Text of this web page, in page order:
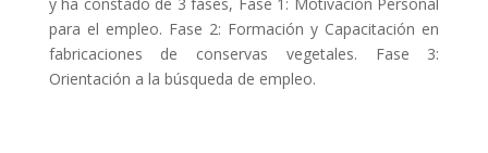
para el empleo. Fase 2: Formación y Capacitación en
fabricaciones de conservas vegetales. Fase 3:
Orientación a la búsqueda de empleo.